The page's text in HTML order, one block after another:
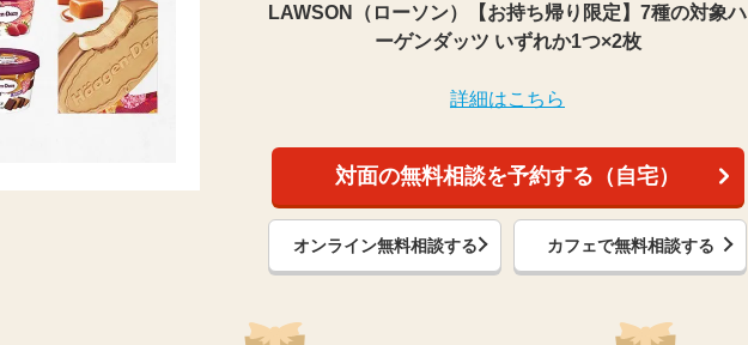
LAWSON（ローソン）【お持ち帰り限定】 7種の対象ハ
ーゲンダッツ いずれか1つ×2枚
詳細はこちら
対面の無料相談を予約する（自宅）
オンライン無料相談する カフェで無料相談する